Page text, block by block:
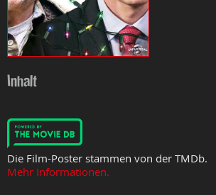
Inhalt
Die Film-Poster stammen von der TMDb.
Mehr Informationen.